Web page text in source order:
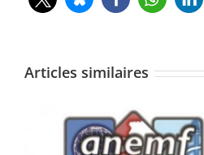
Articles similaires